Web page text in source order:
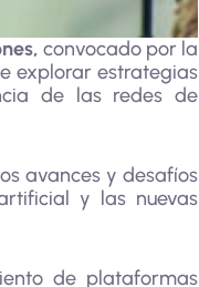
convocado por la
explorar estrategias
de las redes de
avances y desafíos
y las nuevas
de plataformas